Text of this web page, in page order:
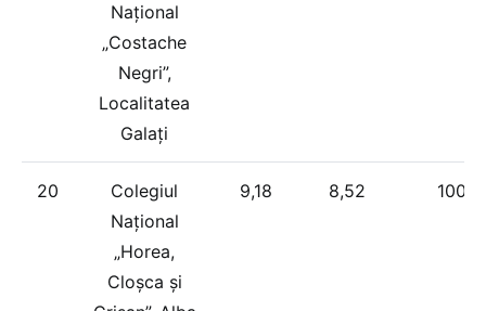
Național
„Costache
Negri”,
Localitatea
Galați
20
Colegiul
Național
„Horea,
Cloșca și
9,18 8,52 100%